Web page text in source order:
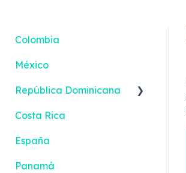
Colombia
México
República Dominicana
Reportes inteligentes
Costa Rica
España
Panamá